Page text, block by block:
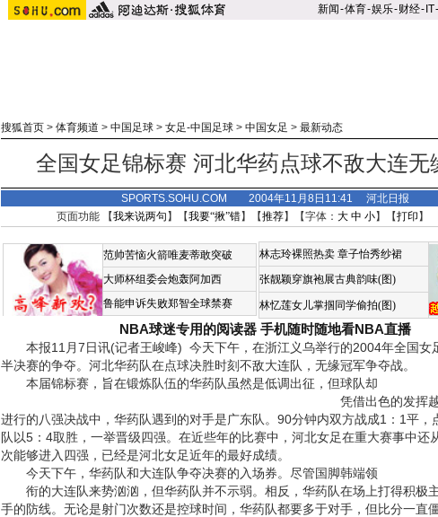
新闻-体育-娱乐-财经- IT-
搜狐首页> 体育频道 > 中国足球> 女足-中国足球> 中国女足 > 最新动态
全国女足锦标赛 河北华药点球不敌大连无
SPORTS.SOHU.COM 2004年11月8日11:41 河北日报
页面功能 【我来说两句 】【我要“揪”错】【推荐】【字体： 大 中 小】【打印 】
范帅苦恼火箭唯麦蒂敢突破
大师杯组委会炮轰阿加西
鲁能申诉失败郑智全球禁赛
林志玲裸照热卖 章子怡秀纱裙
张靓颖穿旗袍展古典韵味(图)
林忆莲女儿掌掴同学偷拍(图)
NBA球迷专用的阅读器 手机随时随地看NBA直播
本报11月7日讯(记者王峻峰) 今天下午，在浙江义乌举行的2004年全国女
半决赛的争夺。河北华药队在点球决胜时刻不敌大连队，无缘冠军争夺战。
本届锦标赛，旨在锻炼队伍的华药队虽然是低调出征，但球队却
凭借出色的发挥越
进行的八强决战中，华药队遇到的对手是广东队。90分钟内双方战成1：1平，
队以5：4取胜，一举晋级四强。在近些年的比赛中，河北女足在重大赛事中还
次能够进入四强，已经是河北女足近年的最好成绩。
今天下午，华药队和大连队争夺决赛的入场券。尽管国脚韩端领
衔的大连队来势汹汹，但华药队并不示弱。相反，华药队在场上打得积极
手的防线。无论是射门次数还是控球时间，华药队都要多于对手，但比分一直